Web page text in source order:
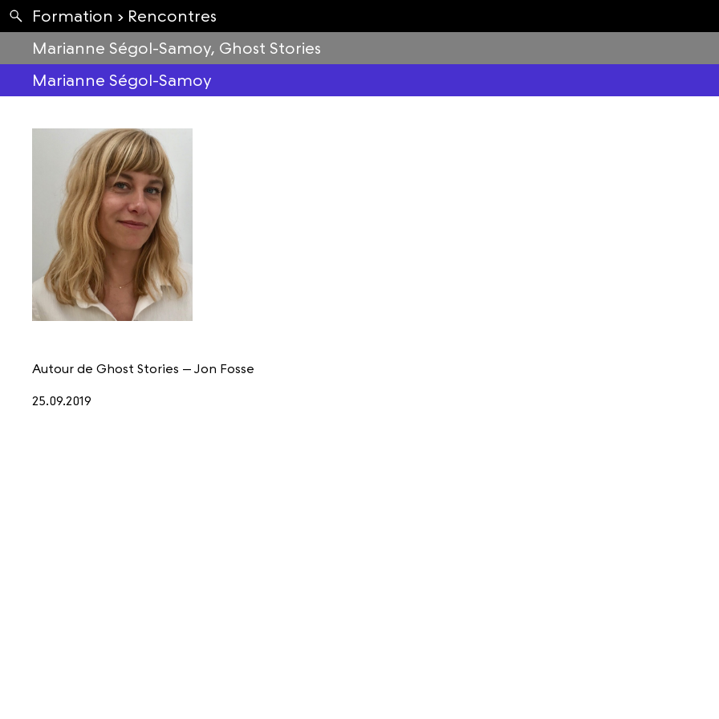
Formation › Rencontres
Marianne Ségol-Samoy, Ghost Stories
Marianne Ségol-Samoy
Autour de Ghost Stories – Jon Fosse
25.09.2019